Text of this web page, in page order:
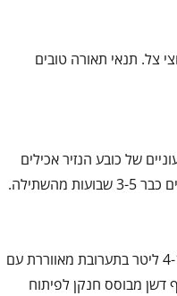
צל. תנאי תאורה טובים
של כובע הנזיר אכילים
כן, ניתן לגדל כובע הנזיר בעציץ בנפח 4-10 ליטר בתערובת מאווררת עם
דשן מבוסס חנקן לפיתוח